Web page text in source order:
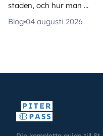
staden, och hur man ...
Blog 04 augusti 2026